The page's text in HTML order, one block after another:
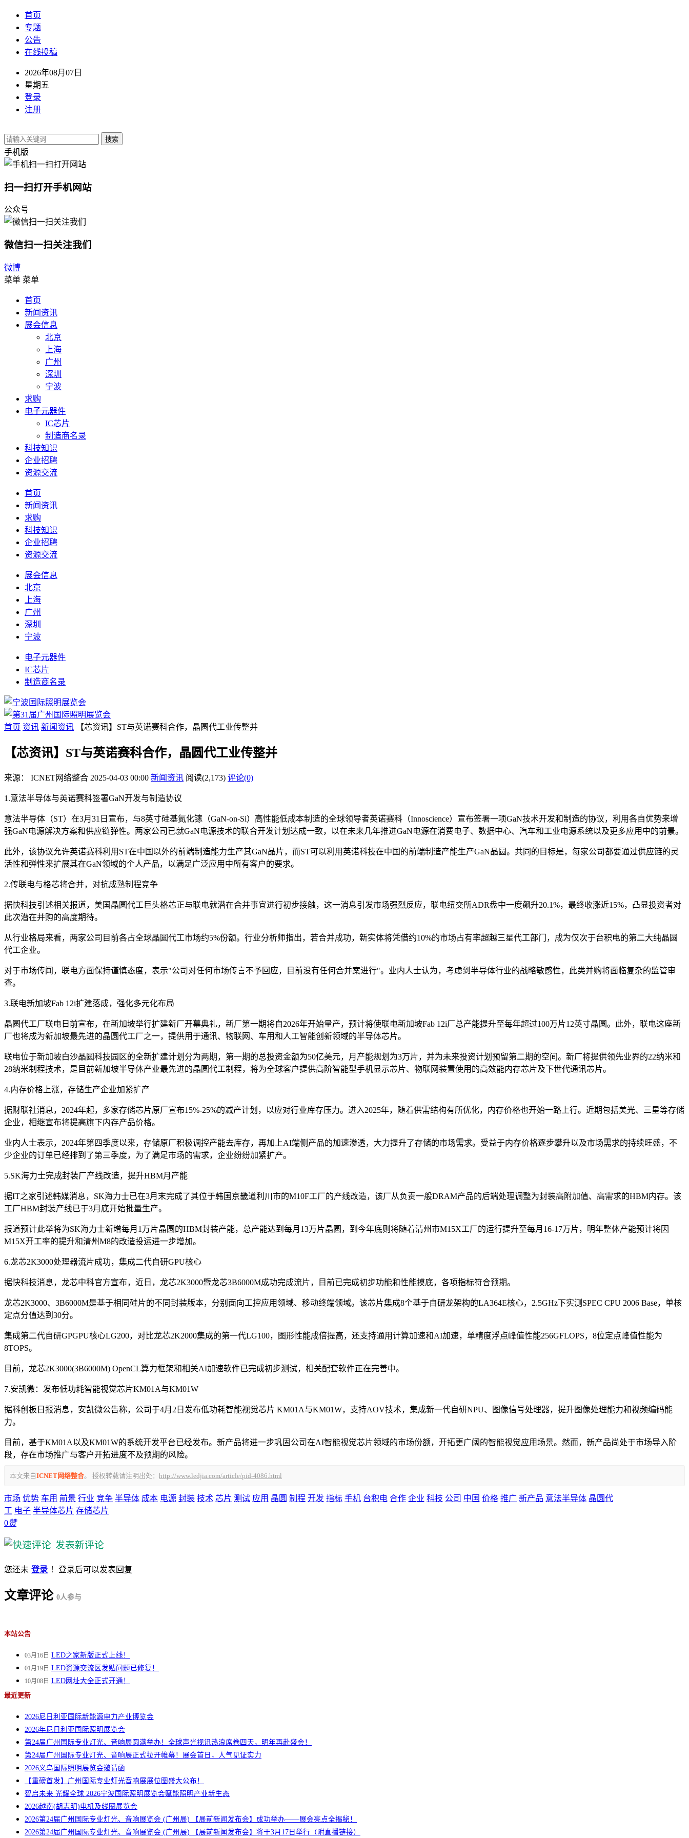
首页
专题
公告
在线投稿
2026年08月07日
星期五
登录
注册
搜索
手机版
扫一扫打开手机网站
公众号
微信扫一扫关注我们
微博
菜单 菜单
首页
新闻资讯
展会信息
北京
上海
广州
深圳
宁波
求购
电子元器件
IC芯片
制造商名录
科技知识
企业招聘
资源交流
首页
新闻资讯
求购
科技知识
企业招聘
资源交流
展会信息
北京
上海
广州
深圳
宁波
电子元器件
IC芯片
制造商名录
首页 资讯 新闻资讯 【芯资讯】ST与英诺赛科合作，晶圆代工业传整并
【芯资讯】ST与英诺赛科合作，晶圆代工业传整并
来源： ICNET网络整合 2025-04-03 00:00 新闻资讯 阅读(2,173) 评论(0)
1.意法半导体与英诺赛科签署GaN开发与制造协议
意法半导体（ST）在3月31日宣布，与8英寸硅基氮化镓（GaN-on-Si）高性能低成本制造的全球领导者英诺赛科（Innoscience）宣布签署一项GaN技术开发和制造的协议，利用各自优势来增
强GaN电源解决方案和供应链弹性。两家公司已就GaN电源技术的联合开发计划达成一致，以在未来几年推进GaN电源在消费电子、数据中心、汽车和工业电源系统以及更多应用中的前景。
此外，该协议允许英诺赛科利用ST在中国以外的前端制造能力生产其GaN晶片，而ST可以利用英诺科技在中国的前端制造产能生产GaN晶圆。共同的目标是，每家公司都要通过供应链的灵
活性和弹性来扩展其在GaN领域的个人产品，以满足广泛应用中所有客户的要求。
2.传联电与格芯将合并，对抗成熟制程竞争
据快科技引述相关报道，美国晶圆代工巨头格芯正与联电就潜在合并事宜进行初步接触，这一消息引发市场强烈反应，联电纽交所ADR盘中一度飙升20.1%，最终收涨近15%，凸显投资者对
此次潜在并购的高度期待。
从行业格局来看，两家公司目前各占全球晶圆代工市场约5%份额。行业分析师指出，若合并成功，新实体将凭借约10%的市场占有率超越三星代工部门，成为仅次于台积电的第二大纯晶圆
代工企业。
对于市场传闻，联电方面保持谨慎态度，表示"公司对任何市场传言不予回应，目前没有任何合并案进行"。业内人士认为，考虑到半导体行业的战略敏感性，此类并购将面临复杂的监管审
查。
3.联电新加坡Fab 12i扩建落成，强化多元化布局
晶圆代工厂联电日前宣布，在新加坡举行扩建新厂开幕典礼，新厂第一期将自2026年开始量产，预计将使联电新加坡Fab 12i厂总产能提升至每年超过100万片12英寸晶圆。此外，联电这座新
厂也将成为新加坡最先进的晶圆代工厂之一，提供用于通讯、物联网、车用和人工智能创新领域的半导体芯片。
联电位于新加坡白沙晶圆科技园区的全新扩建计划分为两期，第一期的总投资金额为50亿美元，月产能规划为3万片，并为未来投资计划预留第二期的空间。新厂将提供领先业界的22纳米和
28纳米制程技术，是目前新加坡半导体产业最先进的晶圆代工制程，将为全球客户提供高阶智能型手机显示芯片、物联网装置使用的高效能内存芯片及下世代通讯芯片。
4.内存价格上涨，存储生产企业加紧扩产
据财联社消息，2024年起，多家存储芯片原厂宣布15%-25%的减产计划，以应对行业库存压力。进入2025年，随着供需结构有所优化，内存价格也开始一路上行。近期包括美光、三星等存储
企业，相继宣布将提高旗下内存产品价格。
业内人士表示，2024年第四季度以来，存储原厂积极调控产能去库存，再加上AI端侧产品的加速渗透，大力提升了存储的市场需求。受益于内存价格逐步攀升以及市场需求的持续旺盛，不
少企业的订单已经排到了第三季度，为了满足市场的需求，企业纷纷加紧扩产。
5.SK海力士完成封装厂产线改造，提升HBM月产能
据IT之家引述韩媒消息，SK海力士已在3月末完成了其位于韩国京畿道利川市的M10F工厂的产线改造，该厂从负责一般DRAM产品的后端处理调整为封装高附加值、高需求的HBM内存。该
工厂HBM封装产线已于3月底开始批量生产。
报道预计此举将为SK海力士新增每月1万片晶圆的HBM封装产能，总产能达到每月13万片晶圆，到今年底则将随着清州市M15X工厂的运行提升至每月16-17万片，明年整体产能预计将因
M15X开工率的提升和清州M8的改造投运进一步增加。
6.龙芯2K3000处理器流片成功，集成二代自研GPU核心
据快科技消息，龙芯中科官方宣布，近日，龙芯2K3000暨龙芯3B6000M成功完成流片，目前已完成初步功能和性能摸底，各项指标符合预期。
龙芯2K3000、3B6000M是基于相同硅片的不同封装版本，分别面向工控应用领域、移动终端领域。该芯片集成8个基于自研龙架构的LA364E核心，2.5GHz下实测SPEC CPU 2006 Base，单核
定点分值达到30分。
集成第二代自研GPGPU核心LG200，对比龙芯2K2000集成的第一代LG100，图形性能成倍提高，还支持通用计算加速和AI加速，单精度浮点峰值性能256GFLOPS，8位定点峰值性能为
8TOPS。
目前，龙芯2K3000(3B6000M) OpenCL算力框架和相关AI加速软件已完成初步测试，相关配套软件正在完善中。
7.安凯微：发布低功耗智能视觉芯片KM01A与KM01W
据科创板日报消息，安凯微公告称，公司于4月2日发布低功耗智能视觉芯片 KM01A与KM01W，支持AOV技术，集成新一代自研NPU、图像信号处理器，提升图像处理能力和视频编码能
力。
目前，基于KM01A以及KM01W的系统开发平台已经发布。新产品将进一步巩固公司在AI智能视觉芯片领域的市场份额，开拓更广阔的智能视觉应用场景。然而，新产品尚处于市场导入阶
段，存在市场推广与客户开拓进度不及预期的风险。
本文来自ICNET网络整合。 授权转载请注明出处： http://www.ledjia.com/article/pid-4086.html
市场 优势 车用 前景 行业 竞争 半导体 成本 电源 封装 技术 芯片 测试 应用 晶圆 制程 开发 指标 手机 台积电 合作 企业 科技 公司 中国 价格 推广 新产品 意法半导体 晶圆代
工 电子 半导体芯片 存储芯片
0赞
发表新评论
您还未 登录 ！登录后可以发表回复
文章评论 0人参与
本站公告
03月16日 LED之家新版正式上线！
01月19日 LED资源交流区发贴问题已修复！
10月08日 LED网址大全正式开通！
最近更新
2026尼日利亚国际新能源电力产业博览会
2026年尼日利亚国际照明展览会
第24届广州国际专业灯光、音响展圆满举办！全球声光视讯热浪席卷四天，明年再赴盛会！
第24届广州国际专业灯光、音响展正式拉开帷幕！展会首日，人气见证实力
2026义乌国际照明展览会邀请函
【重磅首发】广州国际专业灯光音响展展位图盛大公布！
智启未来 光耀全球 2026宁波国际照明展览会赋能照明产业新生态
2026越南(胡志明)电机及线圈展览会
2026第24届广州国际专业灯光、音响展览会 (广州展) 【展前新闻发布会】成功举办——展会亮点全揭秘！
2026第24届广州国际专业灯光、音响展览会 (广州展) 【展前新闻发布会】将于3月17日举行（附直播链接）